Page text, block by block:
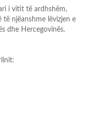
i vitit të ardhshëm,
të njëanshme lëvizjen e
dhe Hercegovinës.